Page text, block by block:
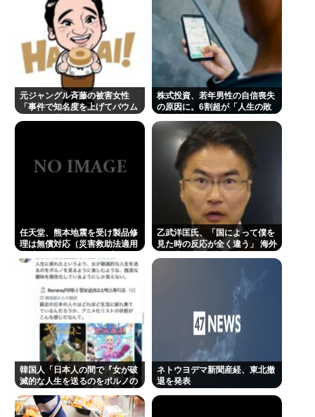
元ジャングル斉藤の被害女性
「事件で知名度を上げてバウム
株式投資、若年男性の自信喪失
の原因に。6割超が「人生の敗
を売買。
任天堂、熊本地震を受け製品修
理は無償対応（災害救助法適用
乙武洋匡氏、「国によって僕を
見た時の反応が全く違う」 海外
韓国人「日本人の間で『女が破
滅的な人生を送るのをポルノの
行っている」
ネトウヨデマ新聞産経、東北撤
退を発表